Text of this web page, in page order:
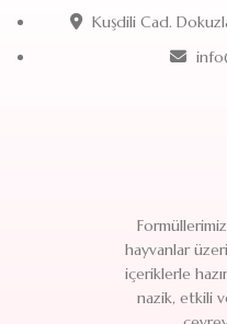
Kuşdili Cad.
hayvanlar
içeriklerle
nazik, etkili